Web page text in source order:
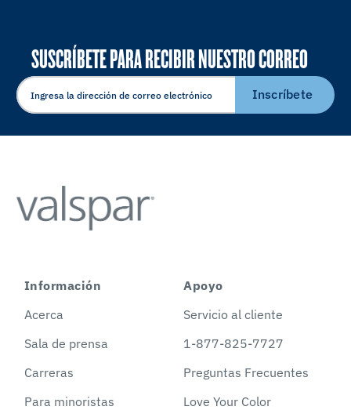
SUSCRÍBETE PARA RECIBIR NUESTRO CORREO
ELECTRÓNICO
Inscríbete
Información
Acerca
Sala de prensa
Carreras
Para minoristas
Apoyo
Servicio al cliente
1-877-825-7727
Preguntas Frecuentes
Love Your Color